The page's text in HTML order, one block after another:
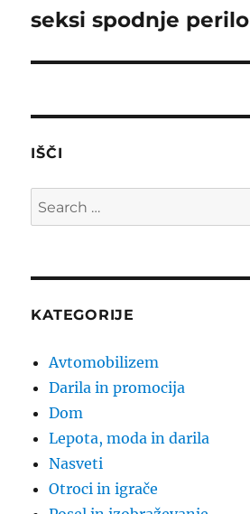
Next
seksi spodnje perilo
IŠČI
Search
for:
KATEGORIJE
Avtomobilizem
Darila in promocija
Dom
Lepota, moda in darila
Nasveti
Otroci in igrače